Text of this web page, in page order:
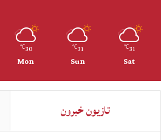
31
℃
Sat
31
℃
Sun
30
℃
Mon
تازيون خبرون